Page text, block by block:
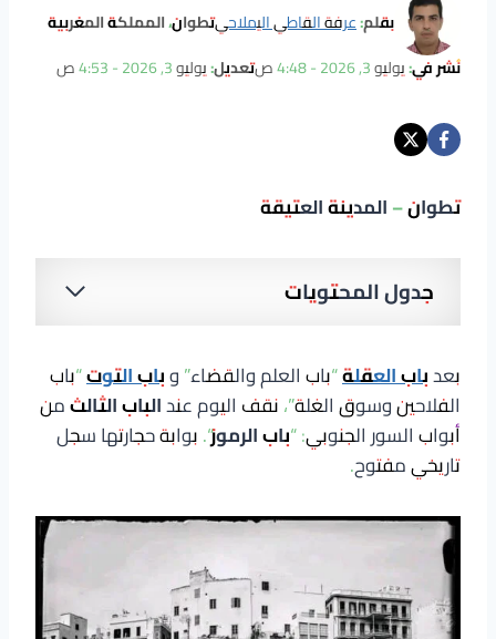
بقلم:عرفة القاطي اليملاحيتطوان، المملكة المغربية
نُشر في:يوليو 3, 2026 - 4:48 ص تعديل:يوليو 3, 2026 - 4:53 ص
تطوان – المدينة العتيقة
جدول المحتويات
بعدباب العقلة“باب العلم والقضاء” وباب التوت“باب
الفلاحين وسوق الغلة”، نقف اليوم عندالباب الثالثمن
أبواب السور الجنوبي: “باب الرموز“. بوابة حجارتها سجل
تاريخي مفتوح.